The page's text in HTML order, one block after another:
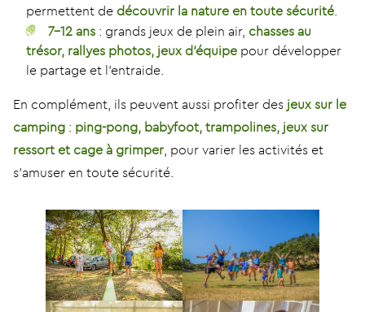
permettent de découvrir la nature en toute sécurité
7-12 ans : grands jeux de plein air, chasses au
trésor, rallyes photos, jeux d’équipe pour développer
le partage et l’entraide.
En complément, ils peuvent aussi profiter des jeux sur le
camping : ping-pong, babyfoot, trampolines, jeux sur
ressort et cage à grimper , pour varier les activités et
s’amuser en toute sécurité.